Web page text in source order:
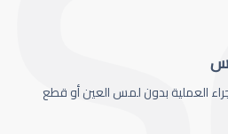
العملية بدون لمس العين أو قطع